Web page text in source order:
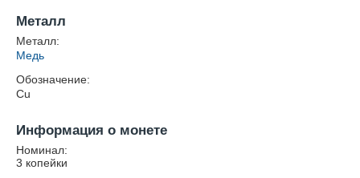
Металл
Металл:
Медь
Обозначение:
Cu
Информация о монете
Номинал:
3 копейки